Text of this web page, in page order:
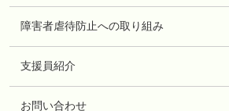
障害者虐待防止への取り組み
支援員紹介
お問い合わせ